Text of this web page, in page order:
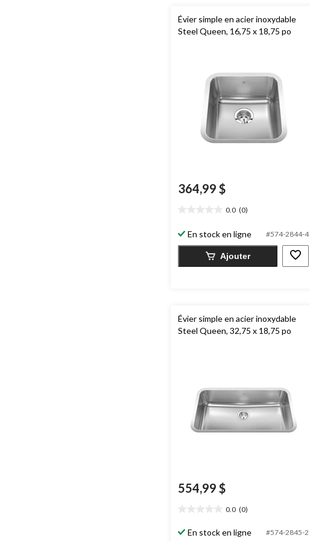
Évier simple en acier inoxydable
Steel Queen, 16,75 x 18,75 po
364,99 $
0.0 (0)
sur
5.
En stock en ligne #574-2844-4
Ajouter
Évier simple en acier inoxydable
Steel Queen, 32,75 x 18,75 po
554,99 $
0.0 (0)
surEn stock en ligne #574-2845-2